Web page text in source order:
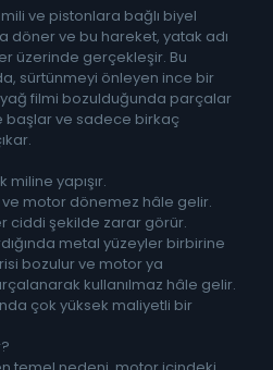
ve pistonlara bağlı biyel
döner ve bu hareket, yatak adı
üzerinde gerçekleşir. Bu
sürtünmeyi önleyen ince bir
yağ filmi bozulduğunda parçalar
ve sadece birkaç
yapışır.
ve motor dönemez hâle gelir.
ciddi şekilde zarar görür.
metal yüzeyler birbirine
bozulur ve motor ya
kullanılmaz hâle gelir.
çok yüksek maliyetli bir